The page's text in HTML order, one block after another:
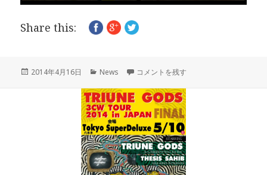
Share this:
投
2014年4月16日
カ
ゴ
リ
ー
News Triune Gods 2ndアルバム ”≠3CW” 発
コメントを残す